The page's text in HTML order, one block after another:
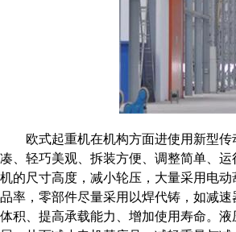
欧式起重机在机构方面进使用新型
凑、轻巧美观、拆装方便、调整简单、
机的尺寸高度，减小轮压，大量采用电
品率，零部件尽量采用以焊代铸，如减
体积、提高承载能力、增加使用寿命。